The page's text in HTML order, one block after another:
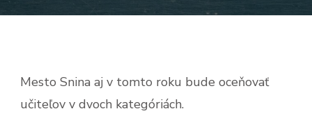
Mesto Snina aj v tomto roku bude oceňovať
učiteľov v dvoch kategóriách.